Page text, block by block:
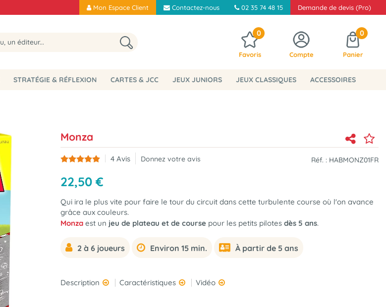
Mon Espace Client Contactez-nous 02 35 74 48 15 Demande de devis (Pro)
0
Favoris Compte
0
Panier
STRATÉGIE & RÉFLEXION CARTES & JCC JEUX JUNIORS JEUX CLASSIQUES ACCESSOIRES
Monza
4 Avis Donnez votre avis Réf. : HABMONZ01FR
22,50 €
Qui ira le plus vite pour faire le tour du circuit dans cette turbulente course où l'on avance
grâce aux couleurs.
Monza est un jeu de plateau et de course pour les petits pilotes dès 5 ans.
2 à 6 joueurs Environ 15 min. À partir de 5 ans
Description Caractéristiques Vidéo